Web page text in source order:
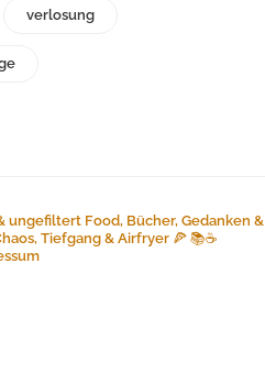
verlosung
ungefiltert Food, Bücher, Gedanken &
Tiefgang & Airfryer 🍕 📚☕️